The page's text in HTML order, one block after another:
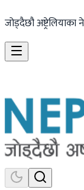
जोड्दैछौ अष्ट्रेलियाका